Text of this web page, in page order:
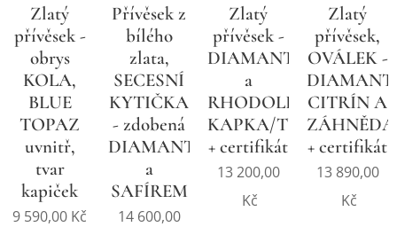
Zlatý
přívěsek -
obrys
KOLA,
BLUE
TOPAZ
uvnitř,
tvar
kapiček
9 590,00 Kč
Přívěsek z
bílého
zlata,
SECESNÍ
KYTIČKA
- zdobená
DIAMANTY
a
SAFÍREM
14 600,00
Zlatý
přívěsek -
DIAMANTY
a
RHODOLIT,
KAPKA/TULIPÁNEK
+ certifikát
13 200,00
Kč
Zlatý
přívěsek,
OVÁLEK -
CITRÍN A
ZÁHNĚDA
+ certifikát
13 890,00
Kč